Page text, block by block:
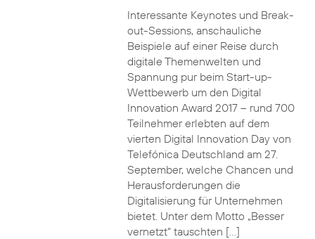
Interessante Keynotes und Break-
out-Sessions, anschauliche
Beispiele auf einer Reise durch
digitale Themenwelten und
Spannung pur beim Start-up-
Wettbewerb um den Digital
Innovation Award 2017 – rund 700
Teilnehmer erlebten auf dem
vierten Digital Innovation Day von
Telefónica Deutschland am 27.
September, welche Chancen und
Herausforderungen die
Digitalisierung für Unternehmen
bietet. Unter dem Motto „Besser
vernetzt“ tauschten […]